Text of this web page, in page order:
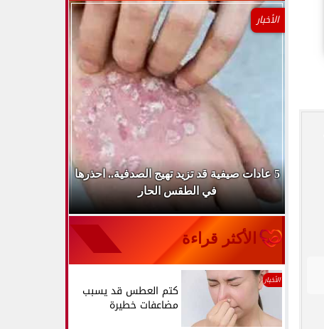
الأخبار
5 عادات صيفية قد تزيد تهيج الصدفية.. احذرها
في الطقس الحار
الأكثر قراءة
الأخبار
كتم العطس قد يسبب
مضاعفات خطيرة